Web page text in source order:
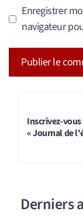
Enregistrer
navigateur
Inscrivez-
« Journal de
Derniers